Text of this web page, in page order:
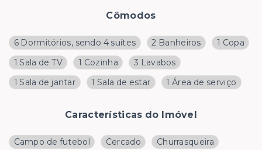
Cômodos
6 Dormitórios, sendo 4 suítes 2 Banheiros
1 Copa
1 Sala de TV
1 Cozinha
3 Lavabos
1 Sala de jantar
1 Sala de estar 1 Área de serviço
Características do Imóvel
Campo de futebol Cercado
Churrasqueira